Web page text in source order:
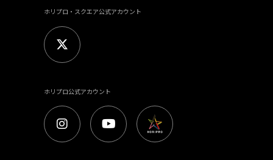
ホリプロ・スクエア公式アカウント
ホリプロ公式アカウント